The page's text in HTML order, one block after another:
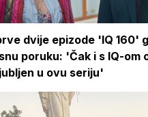
dvije epizode 'IQ 160'
poruku: 'Čak i s IQ-om
u ovu seriju'